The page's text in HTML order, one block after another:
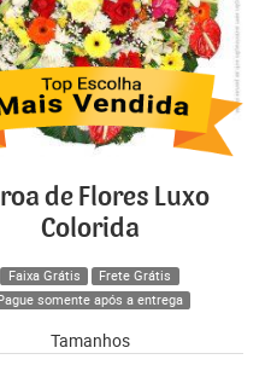
de Flores Luxo
Colorida
Faixa Grátis
Frete Grátis
somente após a entrega
Tamanhos